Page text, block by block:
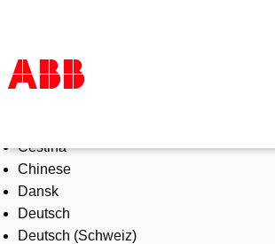
Products & Solutions
Industries
Services
About us
Where to buy
Čeština
Chinese
Dansk
Deutsch
Deutsch (Schweiz)